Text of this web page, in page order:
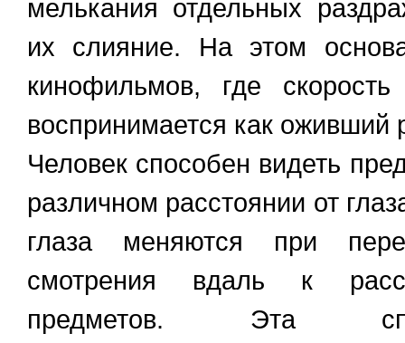
мелькания отдельных
их слияние. На этом
кинофильмов, где
воспринимается как оживший
Человек способен видеть
различном расстоянии от
глаза меняются при
смотрения вдаль к
предметов. Эта